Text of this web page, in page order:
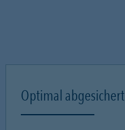
Optimal abgesichert